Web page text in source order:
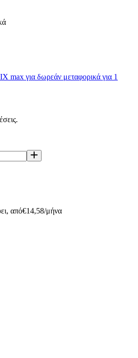
max για δωρεάν μεταφορικά για 1
, από€14,58/μήνα